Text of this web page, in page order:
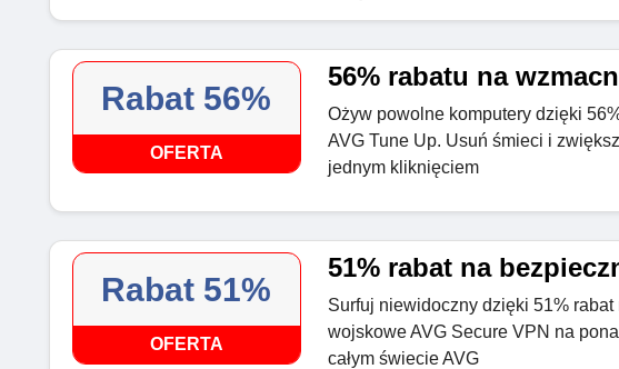
Rabat 56%
OFERTA
56% rabatu na
Ożyw powolne komputery dzięki
AVG Tune Up. Usuń śmieci i
jednym kliknięciem
Rabat 51%
OFERTA
51% rabat na
Surfuj niewidoczny dzięki 51% rabat
wojskowe AVG Secure VPN na
całym świecie AVG